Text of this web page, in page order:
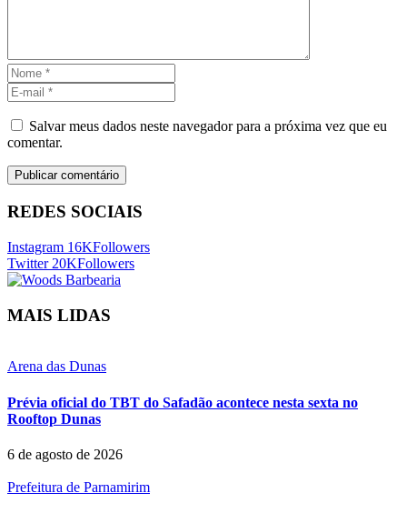
Salvar meus dados neste navegador para a próxima vez que eu
comentar.
REDES SOCIAIS
Instagram 16KFollowers
Twitter 20KFollowers
MAIS LIDAS
Arena das Dunas
Prévia oficial do TBT do Safadão acontece nesta sexta no
Rooftop Dunas
6 de agosto de 2026
Prefeitura de Parnamirim